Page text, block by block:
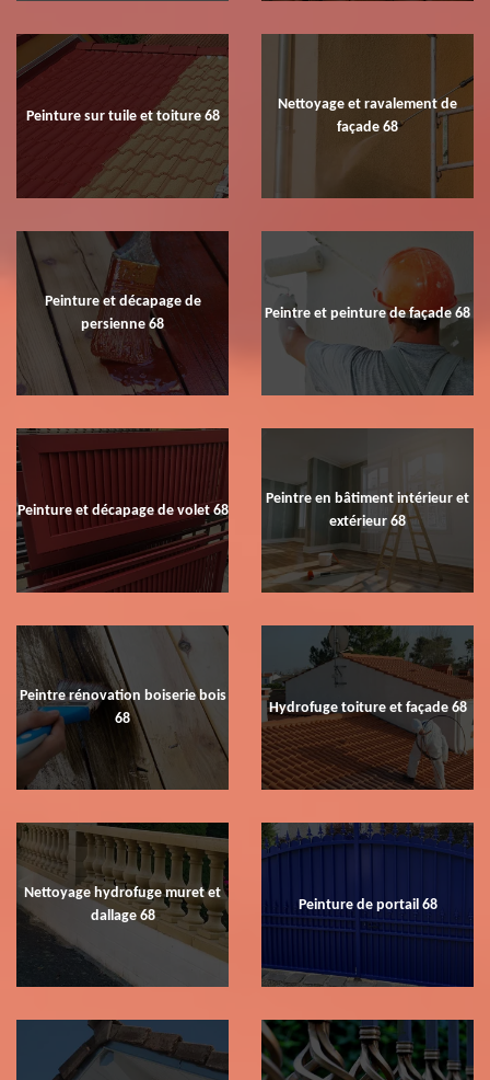
Peinture sur tuile et toiture 68
Nettoyage et ravalement de
façade 68
Peinture et décapage de
persienne 68
Peintre et peinture de façade 68
Peinture et décapage de volet 68
Peintre en bâtiment intérieur et
extérieur 68
Peintre rénovation boiserie bois
68
Hydrofuge toiture et façade 68
Nettoyage hydrofuge muret et
dallage 68
Peinture de portail 68